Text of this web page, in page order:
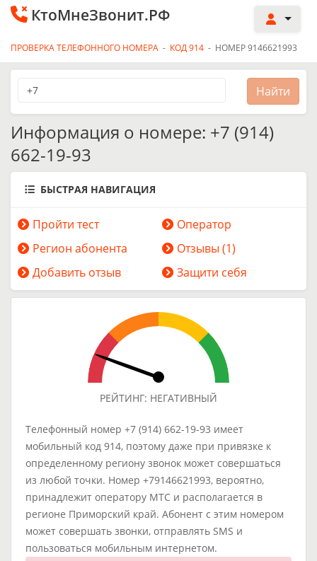
КтоМнеЗвонит.РФ
ПРОВЕРКА ТЕЛЕФОННОГО НОМЕРА - КОД 914 - НОМЕР 9146621993
Информация о номере: +7 (914)
662-19-93
БЫСТРАЯ НАВИГАЦИЯ
Пройти тест
Оператор
Регион абонента
Отзывы (1)
Добавить отзыв
Защити себя
РЕЙТИНГ: НЕГАТИВНЫЙ
Телефонный номер +7 (914) 662-19-93 имеет
мобильный код 914, поэтому даже при привязке к
определенному региону звонок может совершаться
из любой точки. Номер +79146621993, вероятно,
принадлежит оператору МТС и располагается в
регионе Приморский край. Абонент с этим номером
может совершать звонки, отправлять SMS и
пользоваться мобильным интернетом.